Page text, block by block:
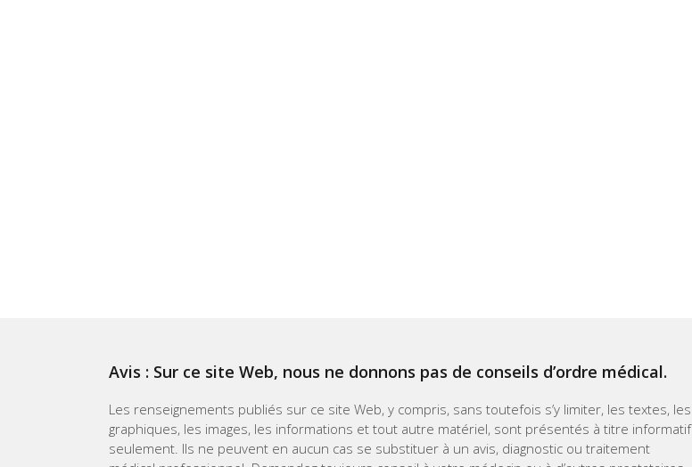
Avis : Sur ce site Web, nous ne donnons pas de conseils d’ordre médical.
Les renseignements publiés sur ce site Web, y compris, sans toutefois s’y limiter, les textes, les
graphiques, les images, les informations et tout autre matériel, sont présentés à titre informatif
seulement. Ils ne peuvent en aucun cas se substituer à un avis, diagnostic ou traitement